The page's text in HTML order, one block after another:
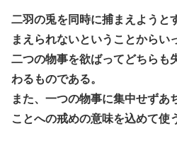
二羽の兎を同時に捕まえようと
まえられないということからい
二つの物事を欲ばってどちらも
わるものである。
また、一つの物事に集中せずあ
ことへの戒めの意味を込めて使